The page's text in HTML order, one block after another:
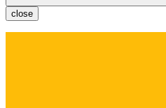
close